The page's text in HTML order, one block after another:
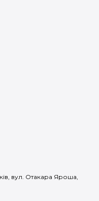
вул. Отакара Яроша,